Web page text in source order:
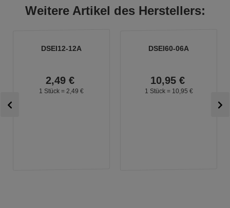
Weitere Artikel des Herstellers:
DSEI12-12A
2,49 €
1 Stück = 2, 49 €
DSEI60-06A
10,95 €
1 Stück = 10, 95 €